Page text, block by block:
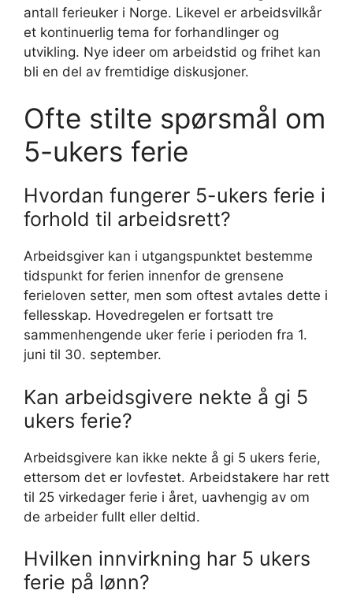
antall ferieuker i Norge. Likevel er arbeidsvilkår
et kontinuerlig tema for forhandlinger og
utvikling. Nye ideer om arbeidstid og frihet kan
bli en del av fremtidige diskusjoner.
Ofte stilte spørsmål om
5-ukers ferie
Hvordan fungerer 5-ukers ferie i
forhold til arbeidsrett?
Arbeidsgiver kan i utgangspunktet bestemme
tidspunkt for ferien innenfor de grensene
ferieloven setter, men som oftest avtales dette i
fellesskap. Hovedregelen er fortsatt tre
sammenhengende uker ferie i perioden fra 1.
juni til 30. september.
Kan arbeidsgivere nekte å gi 5
ukers ferie?
Arbeidsgivere kan ikke nekte å gi 5 ukers ferie,
ettersom det er lovfestet. Arbeidstakere har rett
til 25 virkedager ferie i året, uavhengig av om
de arbeider fullt eller deltid.
Hvilken innvirkning har 5 ukers
ferie på lønn?